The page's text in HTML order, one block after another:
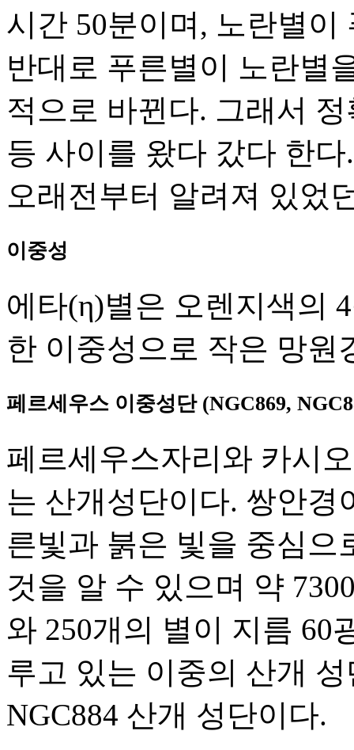
시간 50분이며, 노란별
반대로 푸른별이 노란별
적으로 바뀐다. 그래서
등 사이를 왔다 갔다 한
오래전부터 알려져 있었
이중성
에타(η)별은 오렌지색의
한 이중성으로 작은 망원
페르세우스 이중성단 (NGC869,
페르세우스자리와 카시
는 산개성단이다. 쌍안경
른빛과 붉은 빛을 중심으
것을 알 수 있으며 약
와 250개의 별이 지름 60
루고 있는 이중의 산개
NGC884 산개 성단이다.